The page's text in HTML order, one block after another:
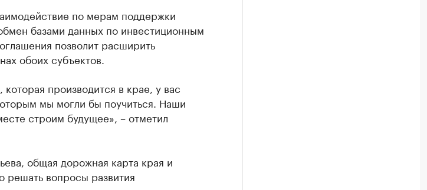
по мерам поддержки
базами данных по инвестиционным
позволит расширить
обоих субъектов.
производится в крае, у вас
мы могли бы поучиться. Наши
строим будущее», – отметил
общая дорожная карта края и
решать вопросы развития